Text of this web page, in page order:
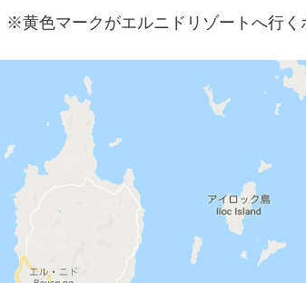
黄色マークがエルニドリゾートへ行く